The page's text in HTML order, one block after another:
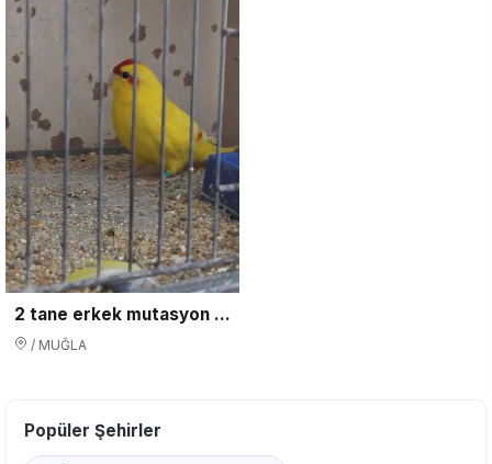
2 tane erkek mutasyon kakariki
/ MUĞLA
Popüler Şehirler